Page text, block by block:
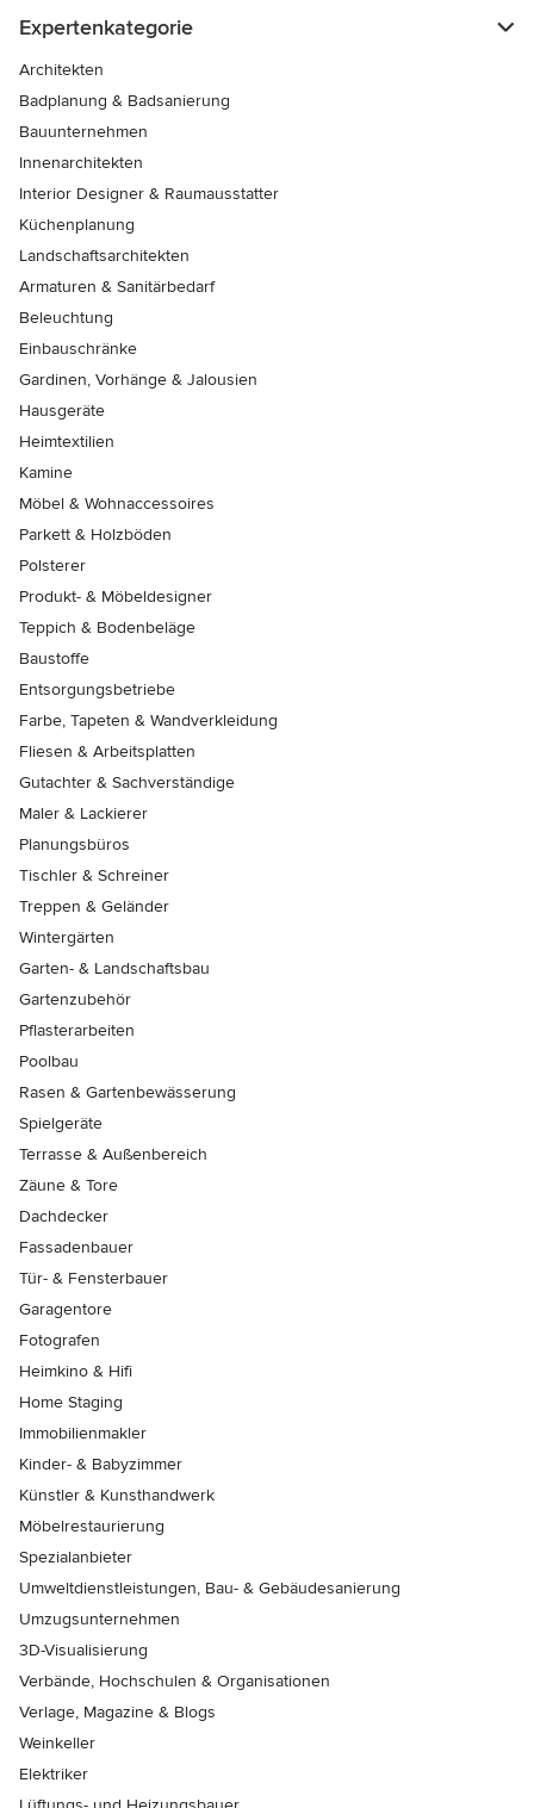
Expertenkategorie
Architekten
Badplanung & Badsanierung
Bauunternehmen
Innenarchitekten
Interior Designer & Raumausstatter
Küchenplanung
Landschaftsarchitekten
Armaturen & Sanitärbedarf
Beleuchtung
Einbauschränke
Gardinen, Vorhänge & Jalousien
Hausgeräte
Heimtextilien
Kamine
Möbel & Wohnaccessoires
Parkett & Holzböden
Polsterer
Produkt- & Möbeldesigner
Teppich & Bodenbeläge
Baustoffe
Entsorgungsbetriebe
Farbe, Tapeten & Wandverkleidung
Fliesen & Arbeitsplatten
Gutachter & Sachverständige
Maler & Lackierer
Planungsbüros
Tischler & Schreiner
Treppen & Geländer
Wintergärten
Garten- & Landschaftsbau
Gartenzubehör
Pflasterarbeiten
Poolbau
Rasen & Gartenbewässerung
Spielgeräte
Terrasse & Außenbereich
Zäune & Tore
Dachdecker
Fassadenbauer
Tür- & Fensterbauer
Garagentore
Fotografen
Heimkino & Hifi
Home Staging
Immobilienmakler
Kinder- & Babyzimmer
Künstler & Kunsthandwerk
Möbelrestaurierung
Spezialanbieter
Umweltdienstleistungen, Bau- & Gebäudesanierung
Umzugsunternehmen
3D-Visualisierung
Verbände, Hochschulen & Organisationen
Verlage, Magazine & Blogs
Weinkeller
Elektriker